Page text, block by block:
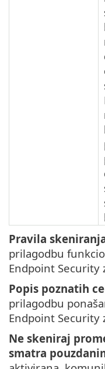
Pravila
prilagodbu
Endpoint Security
Popis poznatih
prilagodbu
Endpoint Security
Ne skeniraj
smatra